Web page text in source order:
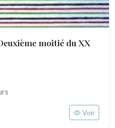
moitié du XX
Voir